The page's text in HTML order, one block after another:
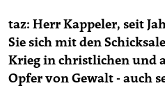
fragen & hilfe
unterstützen
abo
taz: Herr Kappeler, seit
Sie sich mit den
Krieg in christlichen und
Opfer von Gewalt - auch